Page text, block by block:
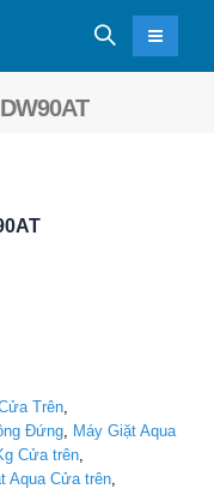
Trên
Đứng Máy Giặt Aqua
Cửa trên
Aqua Cửa trên